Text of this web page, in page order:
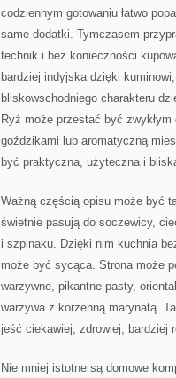
codziennym gotowaniu łatwo
same dodatki. Tymczasem
technik i bez konieczności
bardziej indyjska dzięki
bliskowschodniego charakteru
Ryż może przestać być
goździkami lub aromatyczną
być praktyczna, użyteczna i
Ważną częścią opisu może być
świetnie pasują do soczewicy,
i szpinaku. Dzięki nim kuchnia
może być sycąca. Strona może
warzywne, pikantne pasty,
warzywa z korzenną marynatą.
jeść ciekawiej, zdrowiej, bardziej
Nie mniej istotne są domowe